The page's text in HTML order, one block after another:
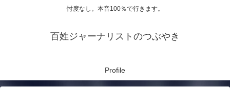
忖度なし。本音100％で行きます。
百姓ジャーナリストのつぶやき
Profile